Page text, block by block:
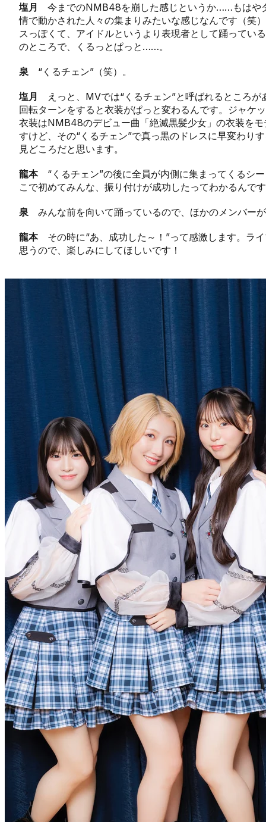
塩月
今までのNMB48を崩した感じというか……もはや
情で動かされた人々の集まりみたいな感じなんです（笑
スっぽくて、アイドルというより表現者として踊ってい
のところで、くるっとぱっと……。
泉 “くるチェン”（笑）。
塩月
えっと、MVでは“くるチェン”と呼ばれるところが
回転ターンをすると衣装がぱっと変わるんです。ジャケ
衣装はNMB48のデビュー曲「絶滅黒髪少女」の衣装を
すけど、その“くるチェン”で真っ黒のドレスに早変わり
見どころだと思います。
龍本“くるチェン”の後に全員が内側に集まってくるシ
こで初めてみんな、振り付けが成功したってわかるんで
泉 みんな前を向いて踊っているので、ほかのメンバー
龍本その時に“あ、成功した～！”って感激します。ラ
思うので、楽しみにしてほしいです！